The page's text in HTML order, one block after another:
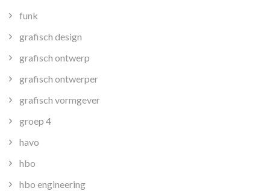
funk
grafisch design
grafisch ontwerp
grafisch ontwerper
grafisch vormgever
groep 4
havo
hbo
hbo engineering